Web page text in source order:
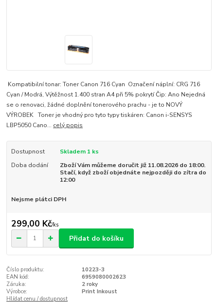
Kompatibilní tonar: Toner Canon 716 Cyan Označení náplní: CRG 716
Cyan / Modrá, Výtěžnost 1.400 stran A4 při 5% pokrytí Čip: Ano Nejedná
se o renovaci, žádné doplnění tonerového prachu - je to NOVÝ
VÝROBEK Toner je vhodný pro tyto typy tiskáren: Canon i-SENSYS
LBP5050 Cano... celý popis
Dostupnost
Skladem 1 ks
Doba dodání
Zboží Vám můžeme doručit již 11.08.2026 do 18:00.
Stačí, když zboží objednáte nejpozději do zítra do
12:00
Nejsme plátci DPH
299,00 Kč/ks
Přidat do košíku
Číslo produktu:
10223-3
EAN kód:
6959080002623
Záruka:
2 roky
Výrobce:
Print Inkoust
Hlídat cenu / dostupnost